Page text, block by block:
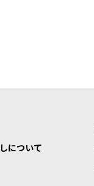
について